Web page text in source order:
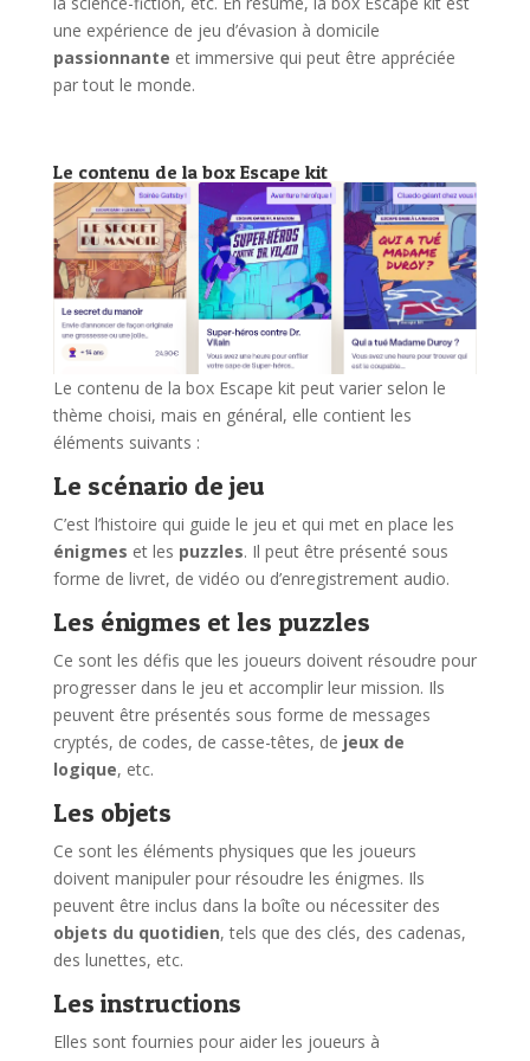
une expérience de jeu d’évasion à domicile
passionnante et immersive qui peut être appréciée
par tout le monde.
Le contenu de la box Escape kit
Le contenu de la box Escape kit peut varier selon le
thème choisi, mais en général, elle contient les
éléments suivants :
Le scénario de jeu
C’est l’histoire qui guide le jeu et qui met en place les
énigmes et les puzzles. Il peut être présenté sous
forme de livret, de vidéo ou d’enregistrement audio.
Les énigmes et les puzzles
Ce sont les défis que les joueurs doivent résoudre pour
progresser dans le jeu et accomplir leur mission. Ils
peuvent être présentés sous forme de messages
cryptés, de codes, de casse-têtes, de jeux de
logique, etc.
Les objets
Ce sont les éléments physiques que les joueurs
doivent manipuler pour résoudre les énigmes. Ils
peuvent être inclus dans la boîte ou nécessiter des
objets du quotidien, tels que des clés, des cadenas,
des lunettes, etc.
Les instructions
Elles sont fournies pour aider les joueurs à